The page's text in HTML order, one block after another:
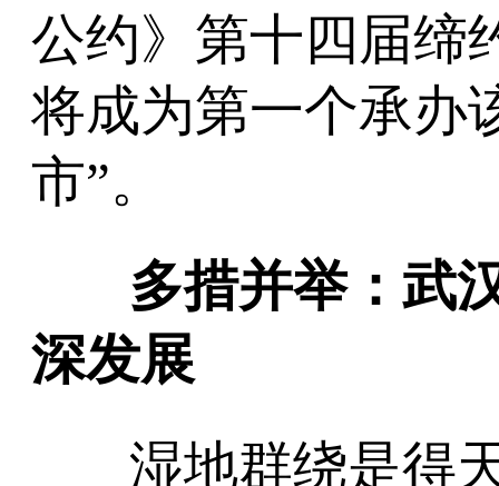
公约》第十四届缔
将成为第一个承办
市”。
多措并举：武
深发展
湿地群绕是得